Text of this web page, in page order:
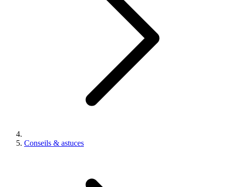
Conseils & astuces